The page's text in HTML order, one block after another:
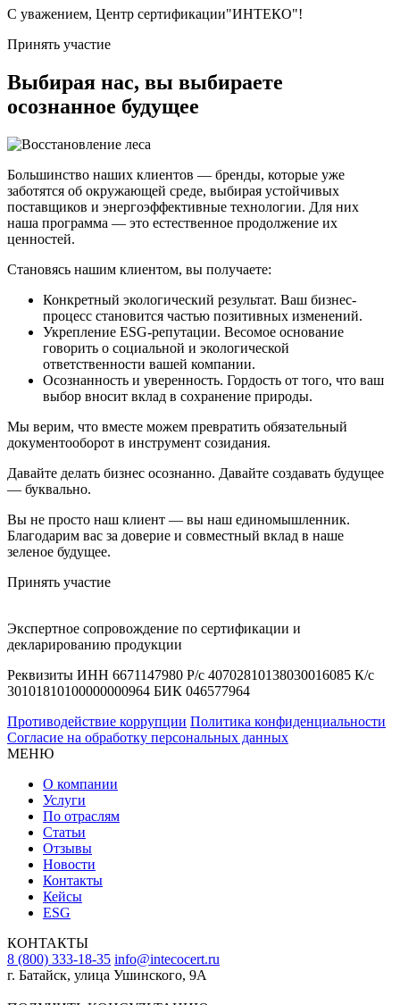
С уважением, Центр сертификации"ИНТЕКО"!
Принять участие
Выбирая нас, вы выбираете
осознанное будущее
Большинство наших клиентов — бренды, которые уже
заботятся об окружающей среде, выбирая устойчивых
поставщиков и энергоэффективные технологии. Для них
наша программа — это естественное продолжение их
ценностей.
Становясь нашим клиентом, вы получаете:
Конкретный экологический результат. Ваш бизнес-
процесс становится частью позитивных изменений.
Укрепление ESG-репутации. Весомое основание
говорить о социальной и экологической
ответственности вашей компании.
Осознанность и уверенность. Гордость от того, что ваш
выбор вносит вклад в сохранение природы.
Мы верим, что вместе можем превратить обязательный
документооборот в инструмент созидания.
Давайте делать бизнес осознанно. Давайте создавать будущее
— буквально.
Вы не просто наш клиент — вы наш единомышленник.
Благодарим вас за доверие и совместный вклад в наше
зеленое будущее.
Принять участие
Экспертное сопровождение по сертификации и
декларированию продукции
Реквизиты ИНН 6671147980 Р/с 40702810138030016085 К/с
30101810100000000964 БИК 046577964
Противодействие коррупции Политика конфиденциальности
Согласие на обработку персональных данных
МЕНЮ
О компании
Услуги
По отраслям
Статьи
Отзывы
Новости
Контакты
Кейсы
ESG
КОНТАКТЫ
8 (800) 333-18-35 info@intecocert.ru
г. Батайск, улица Ушинского, 9А